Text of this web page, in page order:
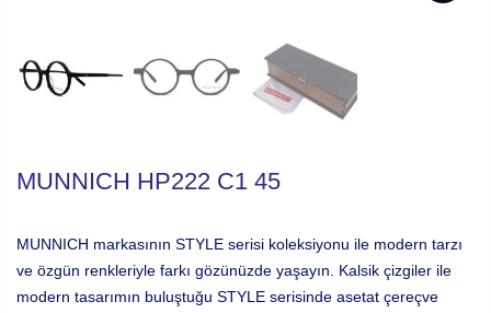
MUNNICH HP222 C1 45
MUNNICH markasının STYLE serisi koleksiyonu ile modern tarzı
ve özgün renkleriyle farkı gözünüzde yaşayın. Kalsik çizgiler ile
modern tasarımın buluştuğu STYLE serisinde asetat çereçve